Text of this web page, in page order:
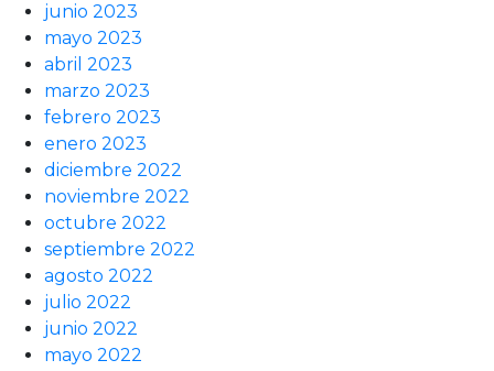
junio 2023
mayo 2023
abril 2023
marzo 2023
febrero 2023
enero 2023
diciembre 2022
noviembre 2022
octubre 2022
septiembre 2022
agosto 2022
julio 2022
junio 2022
mayo 2022